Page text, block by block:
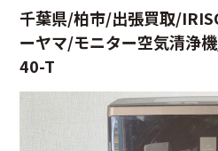
千葉県/柏市/出張買取/
ーヤマ/モニター空気清浄
40-T